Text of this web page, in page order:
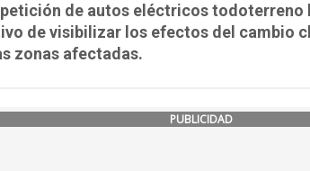
de autos eléctricos todoterreno
de visibilizar los efectos del cambio
zonas afectadas.
PUBLICIDAD